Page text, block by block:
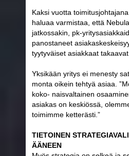
Kaksi vuotta
haluaa varmistaa, että
jatkossakin, pk-
panostaneet
tyytyväiset asiakkaat takaavat
Yksikään yritys ei menesty
monta oikein tehtyä asiaa.
koko- naisvaltainen
asiakas on keskiössä,
toimimme ketterästi.”
TIETOINEN
ÄÄNEEN